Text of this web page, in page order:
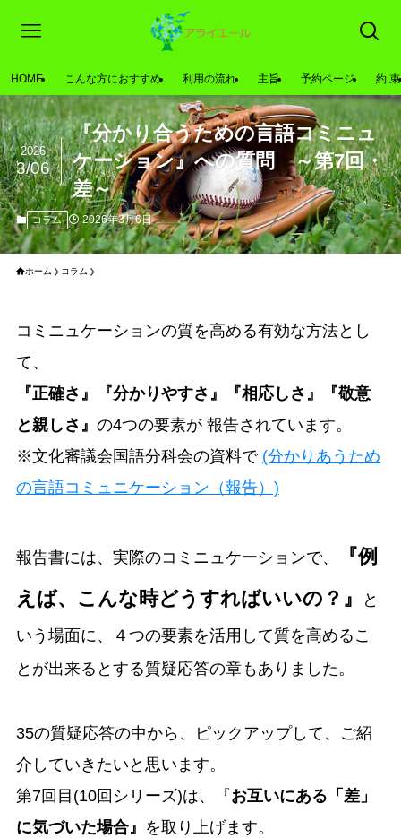
HOME こんな方におすすめ 利用の流れ 主旨 予約ページ 約 束
『分かり合うための言語コミニュ
ケーション』への質問 ～第7回・
差～
2026
3/06
コラム 2026年3月6日
ホーム コラム
コミニュケーションの質を高める有効な方法とし
て、
『正確さ』『分かりやすさ』『相応しさ』『敬意
と親しさ』 の4つの要素が 報告されています。
※文化審議会国語分科会の資料で (分かりあうため
の言語コミュニケーション（報告）)
報告書には、実際のコミニュケーションで、
『例
えば、こんな時どうすればいいの？』
と
いう場面に、４つの要素を活用して質を高めるこ
とが出来るとする質疑応答の章もありました。
35の質疑応答の中から、ピックアップして、ご紹
介していきたいと思います。
第7回目(10回シリーズ)は、『お互いにある「差」
に気づいた場合』 を取り上げます。